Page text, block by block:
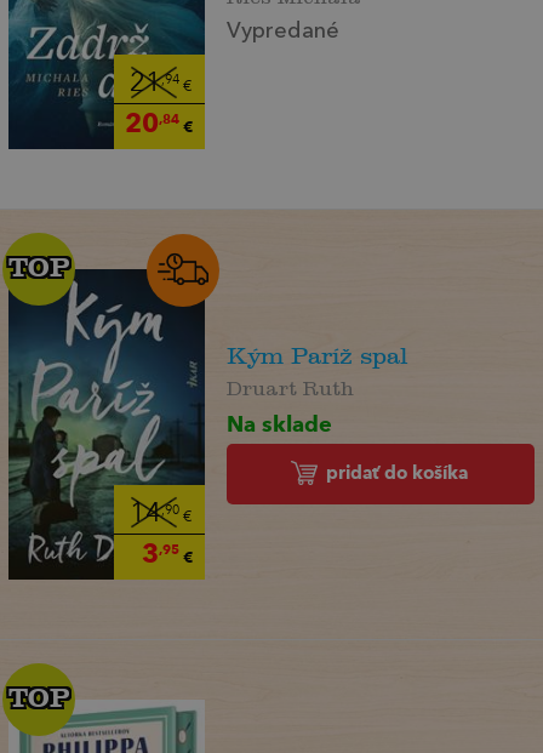
21,94€
20,84€
Vypredané
14,90€
3,95€
TOP
TOP
Kým Paríž spal
Druart Ruth
Na sklade
pridať do košíka
TOP
TOP